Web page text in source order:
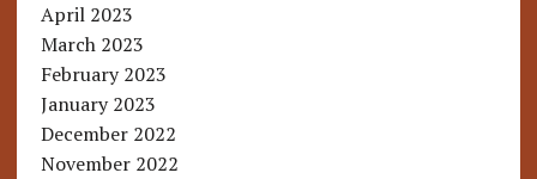
April 2023
March 2023
February 2023
January 2023
December 2022
November 2022